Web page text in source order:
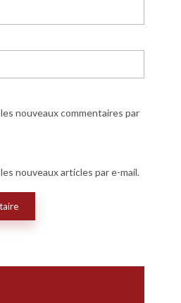
nouveaux commentaires par
nouveaux articles par e-mail.